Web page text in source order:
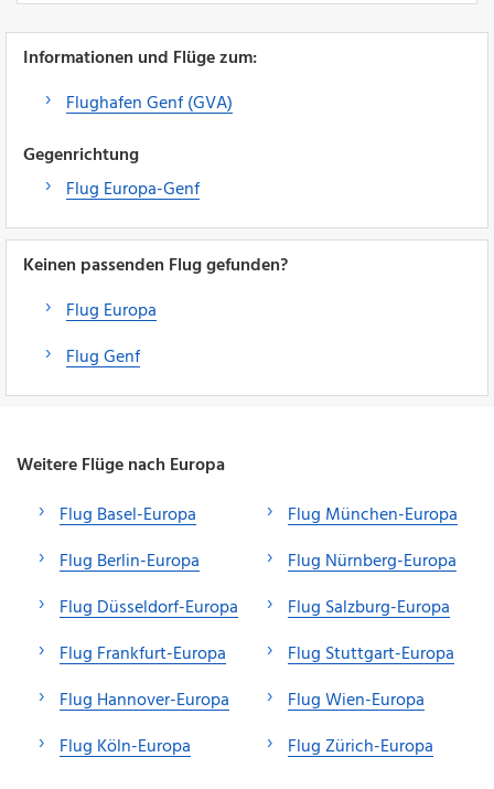
Informationen und Flüge zum:
Flughafen Genf (GVA)
Gegenrichtung
Flug Europa-Genf
Keinen passenden Flug gefunden?
Flug Europa
Flug Genf
Weitere Flüge nach Europa
Flug Basel-Europa
Flug Berlin-Europa
Flug Düsseldorf-Europa
Flug Frankfurt-Europa
Flug Hannover-Europa
Flug Köln-Europa
Flug München-Europa
Flug Nürnberg-Europa
Flug Salzburg-Europa
Flug Stuttgart-Europa
Flug Wien-Europa
Flug Zürich-Europa